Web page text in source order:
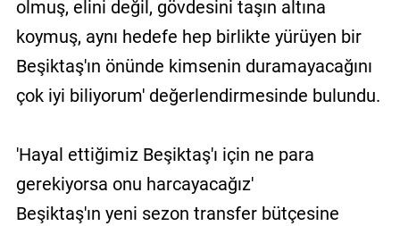
olmuş, elini değil, gövdesini taşın altına
koymuş, aynı hedefe hep birlikte yürüyen bir
Beşiktaş'ın önünde kimsenin duramayacağını
çok iyi biliyorum' değerlendirmesinde bulundu.
'Hayal ettiğimiz Beşiktaş'ı için ne para
gerekiyorsa onu harcayacağız'
Beşiktaş'ın yeni sezon transfer bütçesine